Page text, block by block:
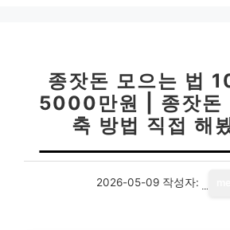
종잣돈 모으는 법
5000만원 | 종잣돈
축 방법 직접 해
2026-05-09 작성자: